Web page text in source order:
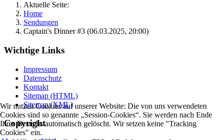
Aktuelle Seite:
Home
Sendungen
Captain's Dinner #3 (06.03.2025, 20:00)
Wichtige Links
Impressum
Datenschutz
Kontakt
Sitemap (HTML)
Sitemap (XML)
Copyright
Wir nutzen Cookies auf unserer Website: Die von uns verwendeten
Cookies sind so genannte „Session-Cookies“. Sie werden nach Ende
Ihres Besuchs automatisch gelöscht. Wir setzen keine "Tracking
Cookies" ein.